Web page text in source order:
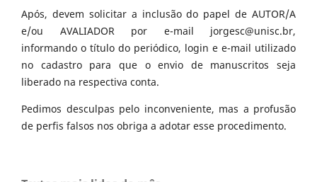
Após, devem solicitar a inclusão do papel de AUTOR/A
e/ou AVALIADOR por e-mail jorgesc@unisc.br,
informando o título do periódico, login e e-mail utilizado
no cadastro para que o envio de manuscritos seja
liberado na respectiva conta.
Pedimos desculpas pelo inconveniente, mas a profusão
de perfis falsos nos obriga a adotar esse procedimento.